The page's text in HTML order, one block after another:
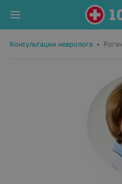
Консультации невролога •